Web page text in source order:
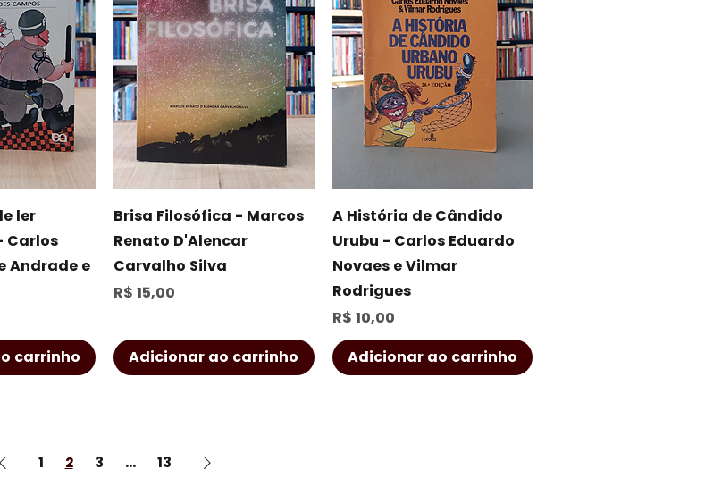
rápida
ler
Carlos
Andrade e
carrinho
Visualização rápida
Brisa Filosófica - Marcos
Renato D'Alencar
Carvalho Silva
Preço
R$ 15,00
Adicionar ao carrinho
Visualização rápida
A História de Cândido
Urubu - Carlos Eduardo
Novaes e Vilmar
Rodrigues
Preço
R$ 10,00
Adicionar ao carrinho
1 2 3 ... 13